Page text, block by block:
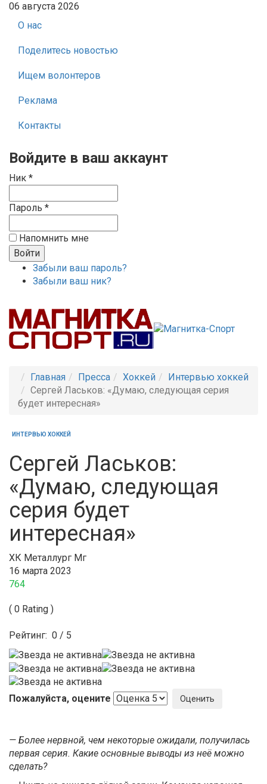
06 августа 2026
О нас
Поделитесь новостью
Ищем волонтеров
Реклама
Контакты
Войдите в ваш аккаунт
Ник *
Пароль *
Напомнить мне
Забыли ваш пароль?
Забыли ваш ник?
Главная Пресса Хоккей
Интервью хоккей
Сергей Ласьков: «Думаю, следующая серия
будет интересная»
ИНТЕРВЬЮ ХОККЕЙ
Сергей Ласьков:
«Думаю, следующая
серия будет
интересная»
ХК Металлург Мг
16 марта 2023
764
( 0 Rating )
Рейтинг: 0 / 5
Пожалуйста, оцените
— Более нервной, чем некоторые ожидали, получилась
первая серия. Какие основные выводы из неё можно
сделать?